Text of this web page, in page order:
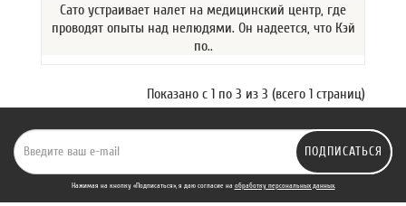
Сато устраивает налет на медицинский центр, где
проводят опыты над нелюдями. Он надеется, что Кэй
по..
Показано с 1 по 3 из 3 (всего 1 страниц)
ПОДПИСАТЬСЯ
Нажимая на кнопку «Подписаться», я даю cогласие на обработку персональных данных.